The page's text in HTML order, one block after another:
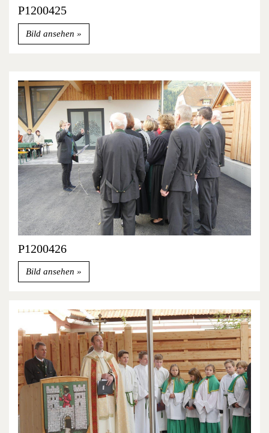
P1200425
Bild ansehen
P1200426
Bild ansehen